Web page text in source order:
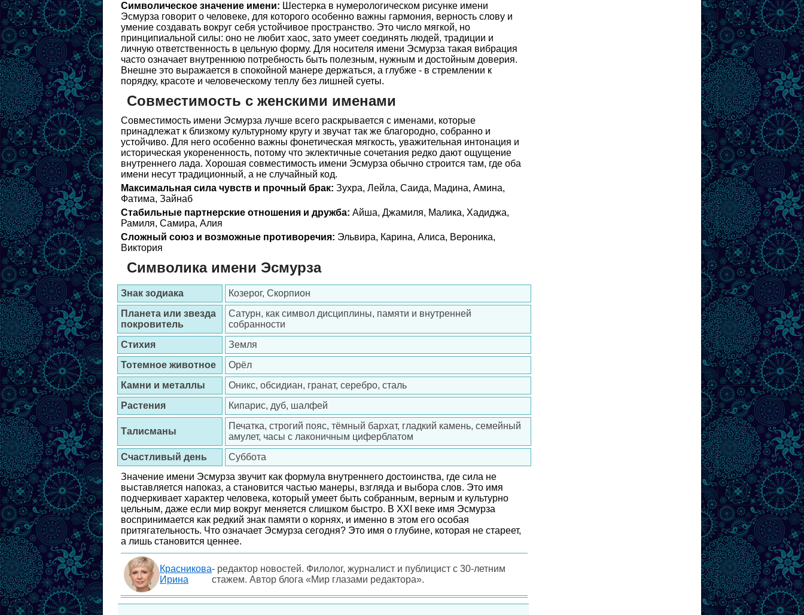
Символическое значение имени: Шестерка в нумерологическом рисунке имени
Эсмурза говорит о человеке, для которого особенно важны гармония, верность слову и
умение создавать вокруг себя устойчивое пространство. Это число мягкой, но
принципиальной силы: оно не любит хаос, зато умеет соединять людей, традиции и
личную ответственность в цельную форму. Для носителя имени Эсмурза такая вибрация
часто означает внутреннюю потребность быть полезным, нужным и достойным доверия.
Внешне это выражается в спокойной манере держаться, а глубже - в стремлении к
порядку, красоте и человеческому теплу без лишней суеты.
Совместимость с женскими именами
Совместимость имени Эсмурза лучше всего раскрывается с именами, которые
принадлежат к близкому культурному кругу и звучат так же благородно, собранно и
устойчиво. Для него особенно важны фонетическая мягкость, уважительная интонация и
историческая укорененность, потому что эклектичные сочетания редко дают ощущение
внутреннего лада. Хорошая совместимость имени Эсмурза обычно строится там, где оба
имени несут традиционный, а не случайный код.
Максимальная сила чувств и прочный брак: Зухра, Лейла, Саида, Мадина, Амина,
Фатима, Зайнаб
Стабильные партнерские отношения и дружба: Айша, Джамиля, Малика, Хадиджа,
Рамиля, Самира, Алия
Сложный союз и возможные противоречия: Эльвира, Карина, Алиса, Вероника,
Виктория
Символика имени Эсмурза
Знак зодиака
Козерог, Скорпион
Планета или звезда
покровитель
Сатурн, как символ дисциплины, памяти и внутренней
собранности
Стихия
Земля
Тотемное животное
Орёл
Камни и металлы
Оникс, обсидиан, гранат, серебро, сталь
Растения
Кипарис, дуб, шалфей
Талисманы
Печатка, строгий пояс, тёмный бархат, гладкий камень, семейный
амулет, часы с лаконичным циферблатом
Счастливый день
Суббота
Значение имени Эсмурза звучит как формула внутреннего достоинства, где сила не
выставляется напоказ, а становится частью манеры, взгляда и выбора слов. Это имя
подчеркивает характер человека, который умеет быть собранным, верным и культурно
цельным, даже если мир вокруг меняется слишком быстро. В XXI веке имя Эсмурза
воспринимается как редкий знак памяти о корнях, и именно в этом его особая
притягательность. Что означает Эсмурза сегодня? Это имя о глубине, которая не стареет,
а лишь становится ценнее.
Красникова
Ирина
- редактор новостей. Филолог, журналист и публицист с 30-летним
стажем. Автор блога «Мир глазами редактора».